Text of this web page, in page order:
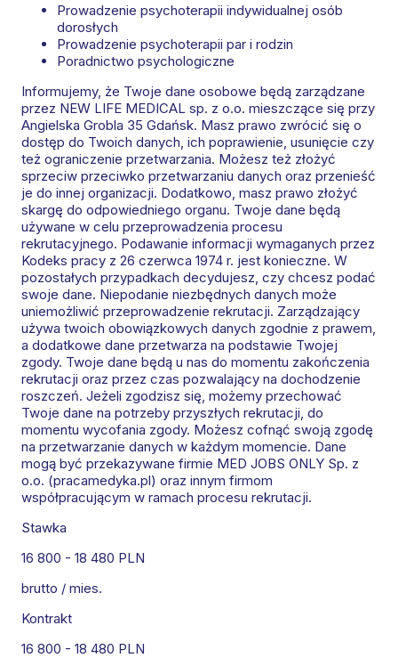
Prowadzenie psychoterapii indywidualnej osób
dorosłych
Prowadzenie psychoterapii par i rodzin
Poradnictwo psychologiczne
Informujemy, że Twoje dane osobowe będą zarządzane
przez NEW LIFE MEDICAL sp. z o.o. mieszczące się przy
Angielska Grobla 35 Gdańsk. Masz prawo zwrócić się o
dostęp do Twoich danych, ich poprawienie, usunięcie czy
też ograniczenie przetwarzania. Możesz też złożyć
sprzeciw przeciwko przetwarzaniu danych oraz przenieść
je do innej organizacji. Dodatkowo, masz prawo złożyć
skargę do odpowiedniego organu. Twoje dane będą
używane w celu przeprowadzenia procesu
rekrutacyjnego. Podawanie informacji wymaganych przez
Kodeks pracy z 26 czerwca 1974 r. jest konieczne. W
pozostałych przypadkach decydujesz, czy chcesz podać
swoje dane. Niepodanie niezbędnych danych może
uniemożliwić przeprowadzenie rekrutacji. Zarządzający
używa twoich obowiązkowych danych zgodnie z prawem,
a dodatkowe dane przetwarza na podstawie Twojej
zgody. Twoje dane będą u nas do momentu zakończenia
rekrutacji oraz przez czas pozwalający na dochodzenie
roszczeń. Jeżeli zgodzisz się, możemy przechować
Twoje dane na potrzeby przyszłych rekrutacji, do
momentu wycofania zgody. Możesz cofnąć swoją zgodę
na przetwarzanie danych w każdym momencie. Dane
mogą być przekazywane firmie MED JOBS ONLY Sp. z
o.o. (pracamedyka.pl) oraz innym firmom
współpracującym w ramach procesu rekrutacji.
Stawka
16 800 - 18 480 PLN
brutto / mies.
Kontrakt
16 800 - 18 480 PLN